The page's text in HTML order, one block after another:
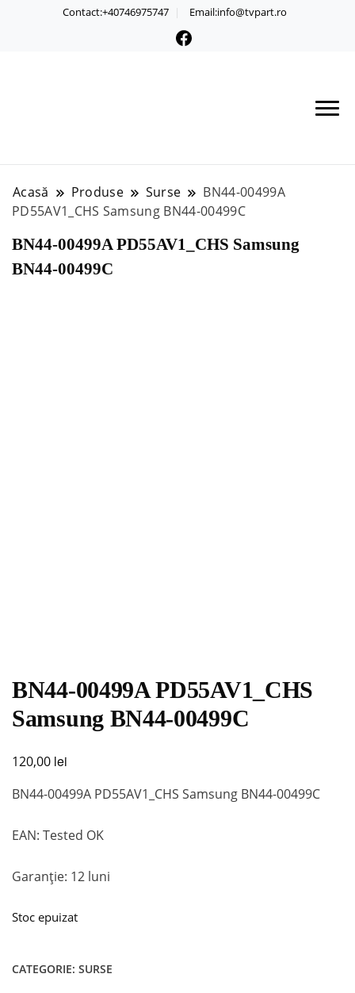
Contact:+40746975747 Email:info@tvpart.ro
Acasă Produse Surse
BN44-00499A
PD55AV1_CHS Samsung BN44-00499C
BN44-00499A PD55AV1_CHS Samsung
BN44-00499C
BN44-00499A PD55AV1_CHS
Samsung BN44-00499C
120,00 lei
BN44-00499A PD55AV1_CHS Samsung BN44-00499C
EAN: Tested OK
Garanție: 12 luni
Stoc epuizat
CATEGORIE: SURSE